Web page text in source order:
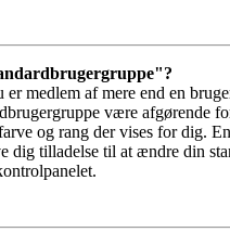
er medlem af mere end en
være afgørende
og rang der vises for dig.
dig tilladelse til at ændre din